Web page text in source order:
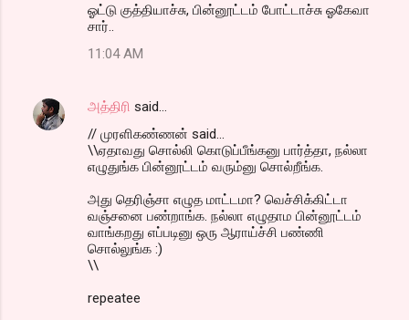
ஓட்டு குத்தியாச்சு, பின்னூட்டம் போட்டாச்சு ஓகேவா
சார்..
11:04 AM
அத்திரி said…
// முரளிகண்ணன் said...
\\ஏதாவது சொல்லி கொடுப்பீங்கனு பார்த்தா, நல்லா
எழுதுங்க பின்னூட்டம் வரும்னு சொல்றீங்க.
அது தெரிஞ்சா எழுத மாட்டமா? வெச்சிக்கிட்டா
வஞ்சனை பண்றாங்க. நல்லா எழுதாம பின்னூட்டம்
வாங்கறது எப்படினு ஒரு ஆராய்ச்சி பண்ணி
சொல்லுங்க :)
\\
repeatee